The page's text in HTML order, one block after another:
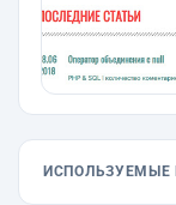
ИСПОЛЬЗУЕМЫЕ